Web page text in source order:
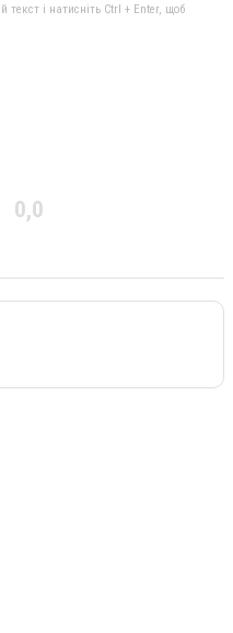
текст і натисніть Ctrl + Enter, щоб
0,0